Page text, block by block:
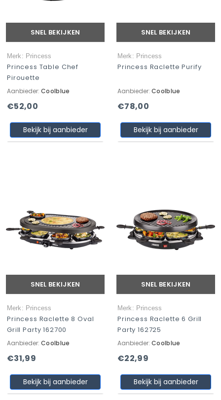
SNEL BEKIJKEN
Merk: Princess
Princess Table Chef
Pirouette
Aanbieder: Coolblue
€52,00
Bekijk bij aanbieder
SNEL BEKIJKEN
Merk: Princess
Princess Raclette Purify
Aanbieder: Coolblue
€78,00
Bekijk bij aanbieder
SNEL BEKIJKEN
Merk: Princess
Princess Raclette 8 Oval
Grill Party 162700
Aanbieder: Coolblue
€31,99
Bekijk bij aanbieder
SNEL BEKIJKEN
Merk: Princess
Princess Raclette 6 Grill
Party 162725
Aanbieder: Coolblue
€22,99
Bekijk bij aanbieder